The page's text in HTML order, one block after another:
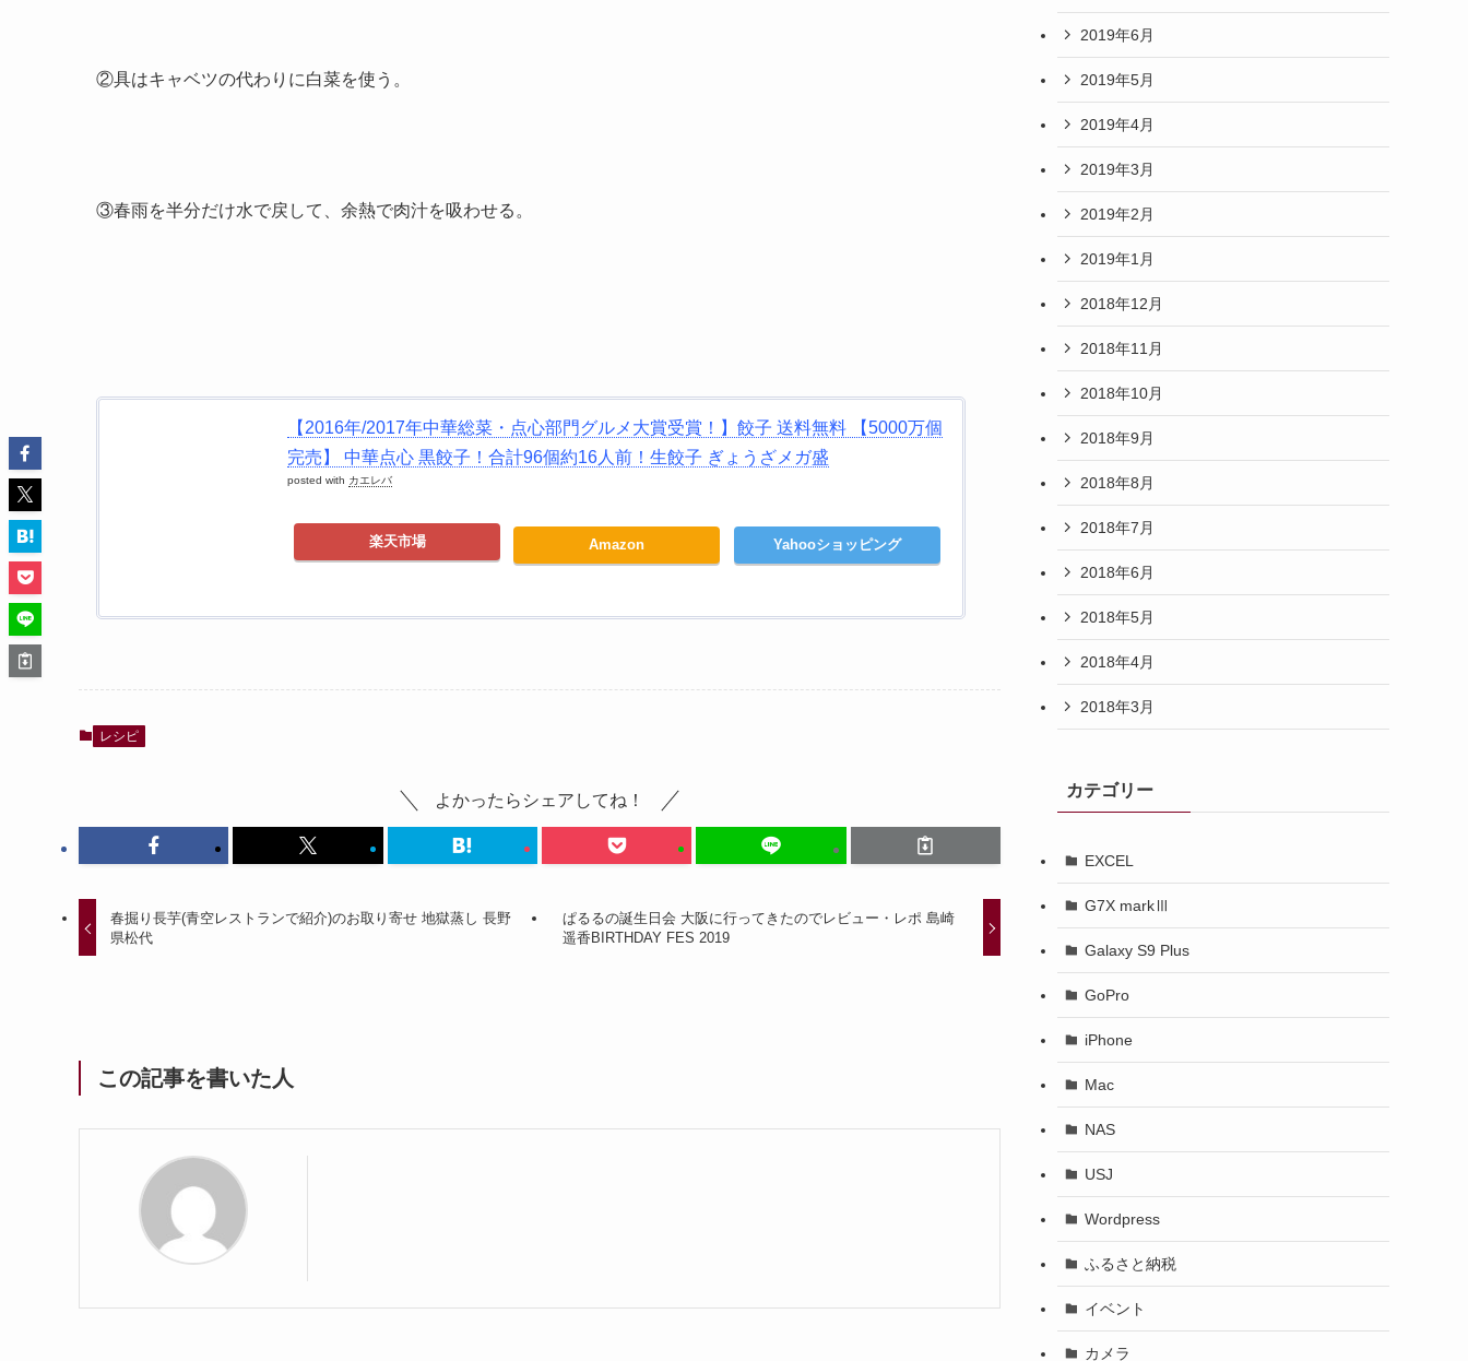
②具はキャベツの代わりに白菜を使う。
③春雨を半分だけ水で戻して、余熱で肉汁を吸わせる。
【2016年/2017年中華総菜・点心部門グルメ大賞受賞！】餃子 送料無料 【5000万個
完売】 中華点心 黒餃子！合計96個約16人前！生餃子 ぎょうざメガ盛
posted with カエレバ
楽天市場 Amazon Yahooショッピング
レシピ
よかったらシェアしてね！
春掘り長芋(青空レストランで紹介)のお取り寄せ 地獄蒸し 長野
県松代
ぱるるの誕生日会 大阪に行ってきたのでレビュー・レポ 島崎
遥香BIRTHDAY FES 2019
この記事を書いた人
2019年6月
2019年5月
2019年4月
2019年3月
2019年2月
2019年1月
2018年12月
2018年11月
2018年10月
2018年9月
2018年8月
2018年7月
2018年6月
2018年5月
2018年4月
2018年3月
カテゴリー
EXCEL
G7X markⅢ
Galaxy S9 Plus
GoPro
iPhone
Mac
NAS
USJ
Wordpress
ふるさと納税
イベント
カメラ